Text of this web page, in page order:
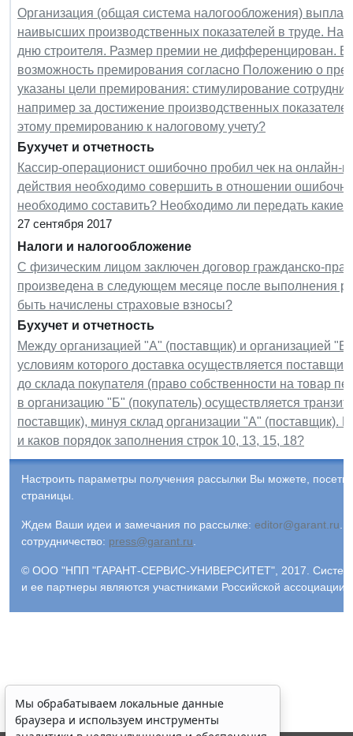
Организация (общая система налогообложения)
наивысших производственных показателей в труде.
дню строителя. Размер премии не дифференцирован. В
возможность премирования согласно Положению о
указаны цели премирования: стимулирование
например за достижение производственных
этому премированию к налоговому учету?
Бухучет и отчетность
Кассир-операционист ошибочно пробил чек на онлайн-
действия необходимо совершить в отношении
необходимо составить? Необходимо ли передать
27 сентября 2017
Налоги и налогообложение
С физическим лицом заключен договор гражданско-
произведена в следующем месяце после выполнения
быть начислены страховые взносы?
Бухучет и отчетность
Между организацией "А" (поставщик) и организацией
условиям которого доставка осуществляется
до склада покупателя (право собственности на товар
в организацию "Б" (покупатель) осуществляется
поставщик), минуя склад организации "А" (поставщик).
и каков порядок заполнения строк 10, 13, 15, 18?
Настроить параметры получения рассылки Вы можете,
страницы.
Ждем Ваши идеи и замечания по рассылке: editor@garant.ru
сотрудничество: press@garant.ru
© ООО "НПП "ГАРАНТ-СЕРВИС-УНИВЕРСИТЕТ", 2017. Система
и ее партнеры являются участниками Российской
Мы обрабатываем локальные данные
браузера и используем инструменты